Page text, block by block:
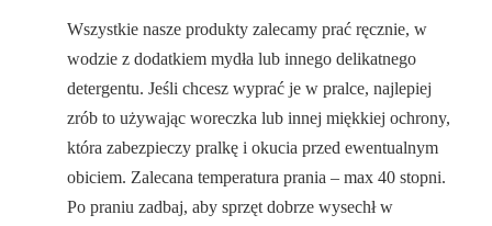
Wszystkie nasze produkty zalecamy prać ręcznie, w
wodzie z dodatkiem mydła lub innego delikatnego
detergentu. Jeśli chcesz wyprać je w pralce, najlepiej
zrób to używając woreczka lub innej miękkiej ochrony,
która zabezpieczy pralkę i okucia przed ewentualnym
obiciem. Zalecana temperatura prania – max 40 stopni.
Po praniu zadbaj, aby sprzęt dobrze wysechł w